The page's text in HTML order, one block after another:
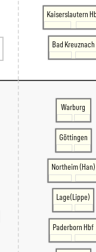
Kaiserslautern
Bad Kreuznach
Warburg
Göttingen
Northeim (Han)
Lage(Lippe)
Paderborn Hbf